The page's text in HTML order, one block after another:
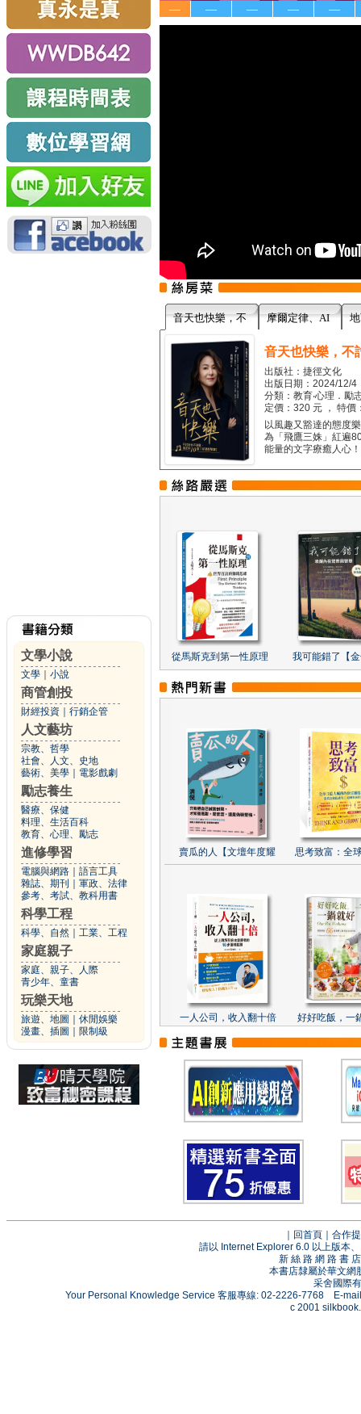
文學小說
文學 小說
商管創投
財經投資 行銷企管
人文藝坊
宗教、哲學
社會、人文、史地
藝術、美學
電影戲劇
勵志養生
醫療、保健
料理、生活百科
教育、心理、勵志
進修學習
電腦與網路
語言工具
雜誌、期刊
軍政、法律
參考、考試、教科用書
科學工程
科學、自然 工業、工程
家庭親子
家庭、親子、人際
青少年、童書
玩樂天地
旅遊、地圖
休閒娛樂
漫畫、插圖
限制級
— — — — —
音天也快樂，不 摩爾定律、AI
音天也快樂，不
出版社：捷徑文化
出版日期：2024/12/4
分類：教育‧心理．勵
定價：320 元 ， 特價
以風趣又豁達的態度
為「飛鷹三姝」紅遍
能量的文字療癒人心
從馬斯克到第一性原理 我可能錯了【
賣瓜的人【文壇年度耀 思考致富：全
一人公司，收入翻十倍 好好吃飯，一
回首頁
合作
請以 Internet Explorer 6.0 以上版本
新 絲 路 網 路 書
本書店隸屬於華文網
采舍國際
Your Personal Knowledge Service 客服專線: 02-2226-7768 E-
c 2001